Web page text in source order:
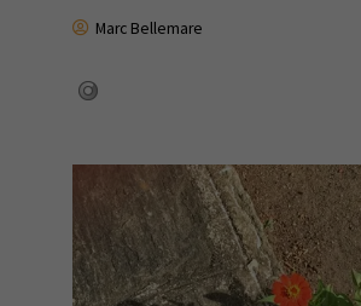
Marc Bellemare